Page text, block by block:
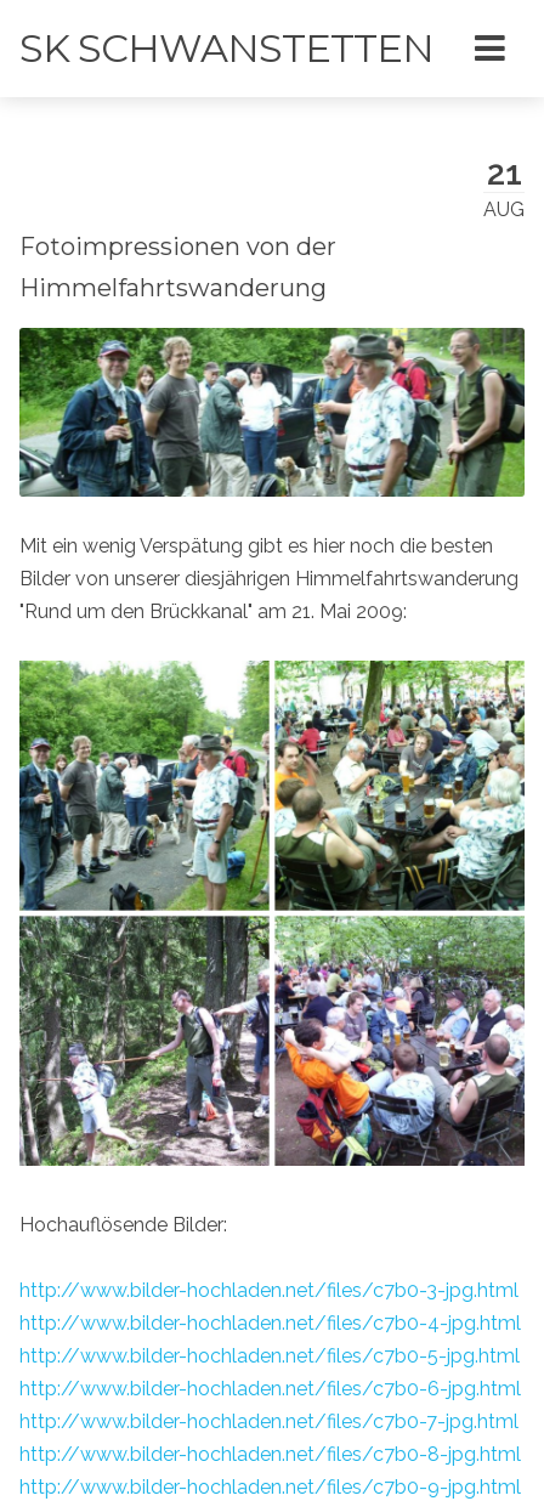
SK SCHWANSTETTEN
21
AUG
Fotoimpressionen von der
Himmelfahrtswanderung
Mit ein wenig Verspätung gibt es hier noch die besten
Bilder von unserer diesjährigen Himmelfahrtswanderung
"Rund um den Brückkanal" am 21. Mai 2009:
Hochauflösende Bilder:
http://www.bilder-hochladen.net/files/c7b0-3-jpg.html
http://www.bilder-hochladen.net/files/c7b0-4-jpg.html
http://www.bilder-hochladen.net/files/c7b0-5-jpg.html
http://www.bilder-hochladen.net/files/c7b0-6-jpg.html
http://www.bilder-hochladen.net/files/c7b0-7-jpg.html
http://www.bilder-hochladen.net/files/c7b0-8-jpg.html
http://www.bilder-hochladen.net/files/c7b0-9-jpg.html